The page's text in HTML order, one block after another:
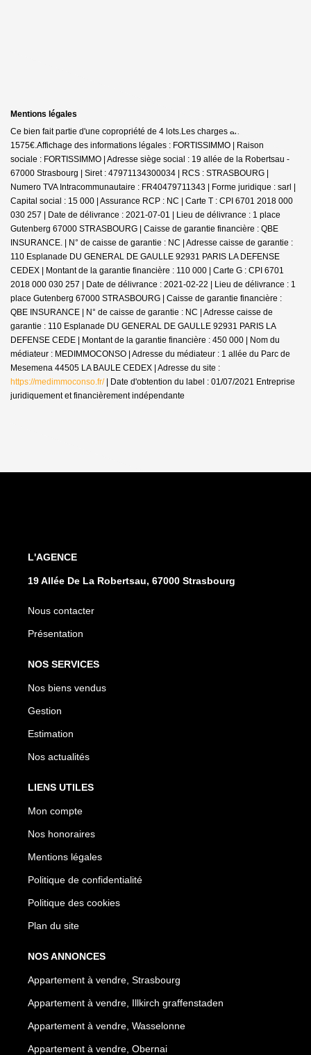
Mentions légales
Ce bien fait partie d'une copropriété de 4 lots.Les charges annuelles sont de
1575€.Affichage des informations légales : FORTISSIMMO | Raison
sociale : FORTISSIMMO | Adresse siège social : 19 allée de la Robertsau -
67000 Strasbourg | Siret : 47971134300034 | RCS : STRASBOURG |
Numero TVA Intracommunautaire : FR40479711343 | Forme juridique : sarl |
Capital social : 15 000 | Assurance RCP : NC | Carte T : CPI 6701 2018 000
030 257 | Date de délivrance : 2021-07-01 | Lieu de délivrance : 1 place
Gutenberg 67000 STRASBOURG | Caisse de garantie financière : QBE
INSURANCE. | N° de caisse de garantie : NC | Adresse caisse de garantie :
110 Esplanade DU GENERAL DE GAULLE 92931 PARIS LA DEFENSE
CEDEX | Montant de la garantie financière : 110 000 | Carte G : CPI 6701
2018 000 030 257 | Date de délivrance : 2021-02-22 | Lieu de délivrance : 1
place Gutenberg 67000 STRASBOURG | Caisse de garantie financière :
QBE INSURANCE | N° de caisse de garantie : NC | Adresse caisse de
garantie : 110 Esplanade DU GENERAL DE GAULLE 92931 PARIS LA
DEFENSE CEDE | Montant de la garantie financière : 450 000 | Nom du
médiateur : MEDIMMOCONSO | Adresse du médiateur : 1 allée du Parc de
Mesemena 44505 LA BAULE CEDEX | Adresse du site :
https://medimmoconso.fr/| Date d'obtention du label : 01/07/2021 Entreprise
juridiquement et financièrement indépendante
L'AGENCE
19 Allée De La Robertsau, 67000 Strasbourg
Nous contacter
Présentation
NOS SERVICES
Nos biens vendus
Gestion
Estimation
Nos actualités
LIENS UTILES
Mon compte
Nos honoraires
Mentions légales
Politique de confidentialité
Politique des cookies
Plan du site
NOS ANNONCES
Appartement à vendre, Strasbourg
Appartement à vendre, Illkirch graffenstaden
Appartement à vendre, Wasselonne
Appartement à vendre, Obernai